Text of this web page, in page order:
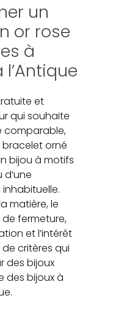
un
or rose
à
et
qui souhaite
comparable,
bracelet orné
bijou à motifs
matière, le
fermeture,
et l’intérêt
critères qui
des bijoux
des bijoux à